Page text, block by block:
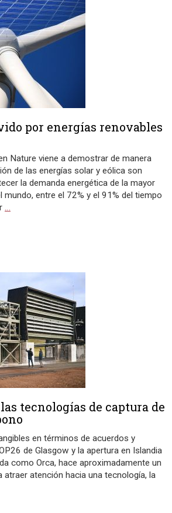
por energías renovables
Nature viene a demostrar de manera
de las energías solar y eólica son
la demanda energética de la mayor
mundo, entre el 72% y el 91% del tiempo
…
tecnologías de captura de
en términos de acuerdos y
de Glasgow y la apertura en Islandia
como Orca, hace aproximadamente un
atraer atención hacia una tecnología, la